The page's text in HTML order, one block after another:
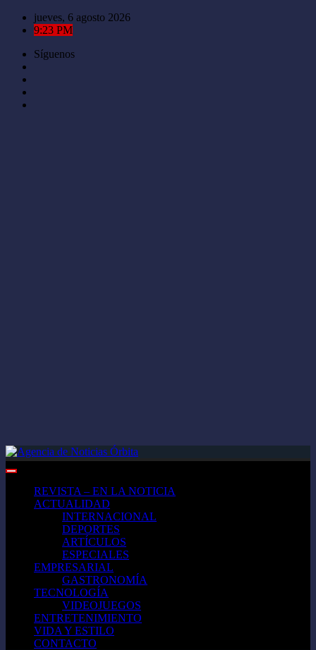
Saltar
jueves, 6 agosto 2026
9:23 PM
Síguenos
REVISTA – EN LA NOTICIA
ACTUALIDAD
INTERNACIONAL
DEPORTES
ARTÍCULOS
ESPECIALES
EMPRESARIAL
GASTRONOMÍA
TECNOLOGÍA
VIDEOJUEGOS
ENTRETENIMIENTO
VIDA Y ESTILO
CONTACTO